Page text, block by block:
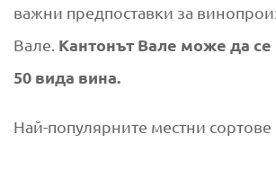
важни предпоставки за
Вале. Кантонът Вале може да се
50 вида вина.
Най-популярните местни сортове